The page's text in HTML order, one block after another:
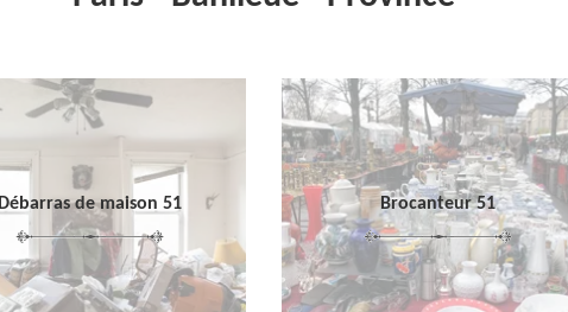
Débarras de maison 51 Brocanteur 51